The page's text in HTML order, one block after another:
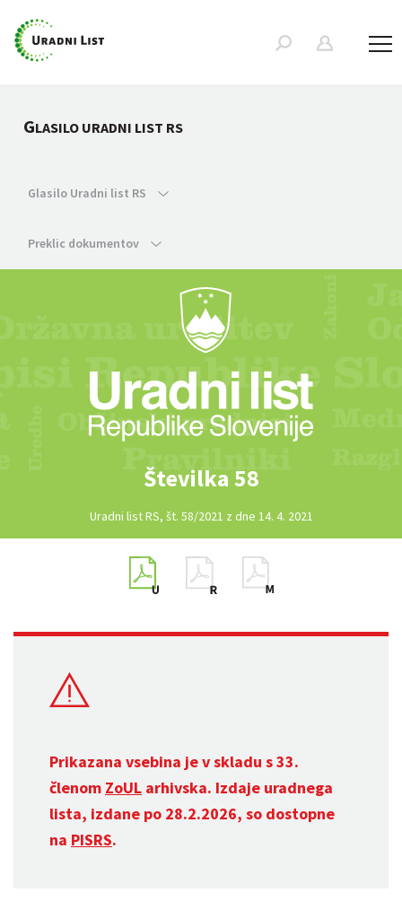
GLASILO URADNI LIST RS
Glasilo Uradni list RS
Preklic dokumentov
Številka 58
Uradni list RS, št. 58/2021 z dne 14. 4. 2021
Prikazana vsebina je v skladu s 33.
členom ZoUL arhivska. Izdaje uradnega
lista, izdane po 28.2.2026, so dostopne
na PISRS.